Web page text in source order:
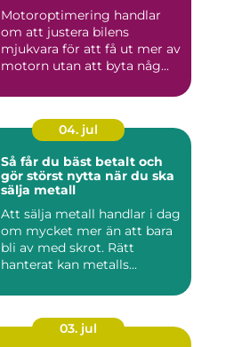
Motoroptimering handlar
om att justera bilens
mjukvara för att få ut mer av
motorn utan att byta någ...
04. jul
Så får du bäst betalt och
gör störst nytta när du ska
sälja metall
Att sälja metall handlar i dag
om mycket mer än att bara
bli av med skrot. Rätt
hanterat kan metalls...
03. jul